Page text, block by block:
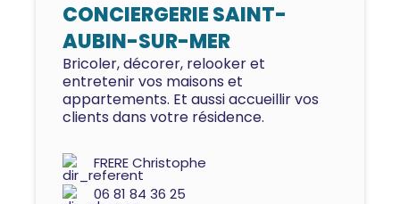
CONCIERGERIE SAINT-
AUBIN-SUR-MER
Bricoler, décorer, relooker et
entretenir vos maisons et
appartements. Et aussi accueillir vos
clients dans votre résidence.
FRERE Christophe
06 81 84 36 25